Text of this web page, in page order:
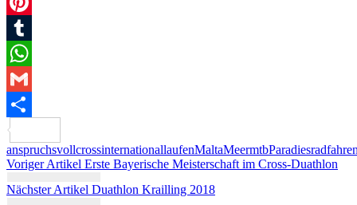
Pinterest
Tumblr
WhatsApp
Gmail
anspruchsvollcrossinternationallaufenMaltaMeermtbParadies
Beitragsnavigation
Voriger Artikel Erste Bayerische Meisterschaft im Cross-Duathlon
Nächster Artikel Duathlon Krailling 2018